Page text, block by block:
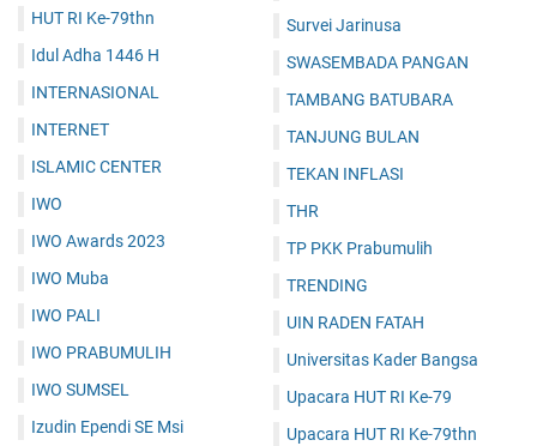
HUT RI Ke-79thn
Idul Adha 1446 H
INTERNASIONAL
INTERNET
ISLAMIC CENTER
IWO
IWO Awards 2023
IWO Muba
IWO PALI
IWO PRABUMULIH
IWO SUMSEL
Izudin Ependi SE Msi
Survei Jarinusa
SWASEMBADA PANGAN
TAMBANG BATUBARA
TANJUNG BULAN
TEKAN INFLASI
THR
TP PKK Prabumulih
TRENDING
UIN RADEN FATAH
Universitas Kader Bangsa
Upacara HUT RI Ke-79
Upacara HUT RI Ke-79thn